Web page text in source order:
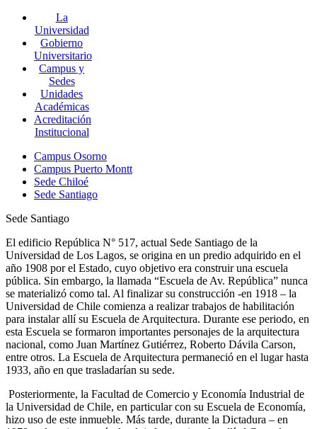
La
Universidad
Gobierno
Universitario
Campus y
Sedes
Unidades
Académicas
Acreditación
Institucional
Campus Osorno
Campus Puerto Montt
Sede Chiloé
Sede Santiago
Sede Santiago
El edificio República N° 517, actual Sede Santiago de la
Universidad de Los Lagos, se origina en un predio adquirido en el
año 1908 por el Estado, cuyo objetivo era construir una escuela
pública. Sin embargo, la llamada “Escuela de Av. República” nunca
se materializó como tal. Al finalizar su construcción -en 1918 – la
Universidad de Chile comienza a realizar trabajos de habilitación
para instalar allí su Escuela de Arquitectura. Durante ese periodo, en
esta Escuela se formaron importantes personajes de la arquitectura
nacional, como Juan Martínez Gutiérrez, Roberto Dávila Carson,
entre otros. La Escuela de Arquitectura permaneció en el lugar hasta
1933, año en que trasladarían su sede.
Posteriormente, la Facultad de Comercio y Economía Industrial de
la Universidad de Chile, en particular con su Escuela de Economía,
hizo uso de este inmueble. Más tarde, durante la Dictadura – en